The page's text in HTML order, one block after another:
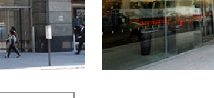
50 Freemont
San Francisco, CA,2014